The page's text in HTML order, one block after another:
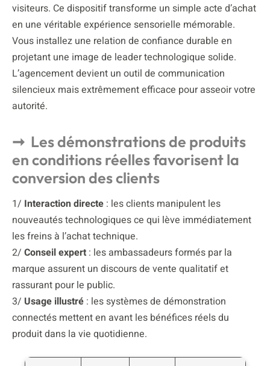
visiteurs. Ce dispositif transforme un simple acte d’achat
en une véritable expérience sensorielle mémorable.
Vous installez une relation de confiance durable en
projetant une image de leader technologique solide.
L’agencement devient un outil de communication
silencieux mais extrêmement efficace pour asseoir votre
autorité.
Les démonstrations de produits
en conditions réelles favorisent la
conversion des clients
1/ Interaction directe : les clients manipulent les
nouveautés technologiques ce qui lève immédiatement
les freins à l’achat technique.
2/ Conseil expert : les ambassadeurs formés par la
marque assurent un discours de vente qualitatif et
rassurant pour le public.
3/ Usage illustré : les systèmes de démonstration
connectés mettent en avant les bénéfices réels du
produit dans la vie quotidienne.